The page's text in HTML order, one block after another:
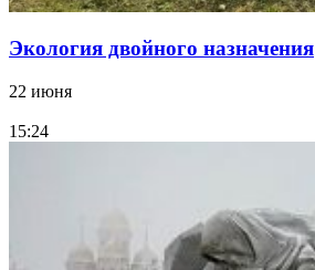
Экология двойного назначения
22 июня
15:24